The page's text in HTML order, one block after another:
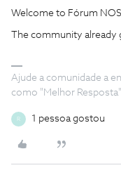
Welcome to Fórum
The community already
Ajude a comunidade a
como "Melhor
R 1 pessoa gostou